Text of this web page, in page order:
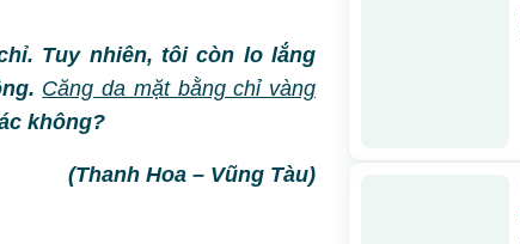
Tuy nhiên, tôi còn lo lắng
Căng da mặt bằng chỉ vàng
không?
(Thanh Hoa – Vũng Tàu)